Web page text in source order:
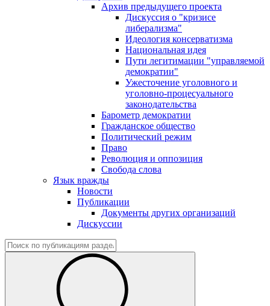
Архив предыдущего проекта
Дискуссия о "кризисе
либерализма"
Идеология консерватизма
Национальная идея
Пути легитимации "управляемой
демократии"
Ужесточение уголовного и
уголовно-процесуального
законодательства
Барометр демократии
Гражданское общество
Политический режим
Право
Революция и оппозиция
Свобода слова
Язык вражды
Новости
Публикации
Документы других организаций
Дискуссии